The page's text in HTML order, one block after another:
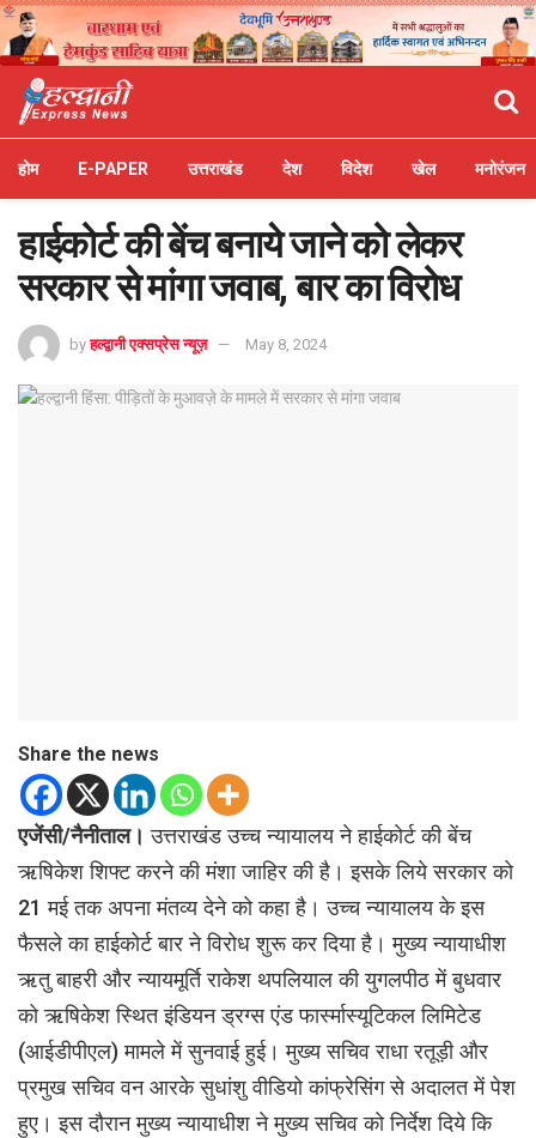
होम E-PAPER उत्तराखंड देश विदेश खेल मनोरंजन
हाईकोर्ट की बेंच बनाये जाने को लेकर
सरकार से मांगा जवाब, बार का विरोध
by हल्द्वानी एक्सप्रेस न्यूज़ May 8, 2024
Share the news
एजेंसी/नैनीताल। उत्तराखंड उच्च न्यायालय ने हाईकोर्ट की बेंच
ऋषिकेश शिफ्ट करने की मंशा जाहिर की है। इसके लिये सरकार को
21 मई तक अपना मंतव्य देने को कहा है। उच्च न्यायालय के इस
फैसले का हाईकोर्ट बार ने विरोध शुरू कर दिया है। मुख्य न्यायाधीश
ऋतु बाहरी और न्यायमूर्ति राकेश थपलियाल की युगलपीठ में बुधवार
को ऋषिकेश स्थित इंडियन ड्रग्स एंड फार्स्मास्यूटिकल लिमिटेड
(आईडीपीएल) मामले में सुनवाई हुई। मुख्य सचिव राधा रतूड़ी और
प्रमुख सचिव वन आरके सुधांशु वीडियो कांफ्रेसिंग से अदालत में पेश
हुए। इस दौरान मुख्य न्यायाधीश ने मुख्य सचिव को निर्देश दिये कि